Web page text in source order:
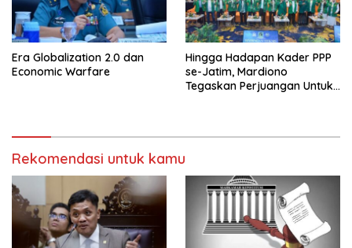
Era Globalization 2.0 dan
Economic Warfare
Hingga Hadapan Kader PPP
se-Jatim, Mardiono
Tegaskan Perjuangan Untuk
Rekomendasi untuk kamu